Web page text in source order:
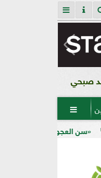
صبحي

لماذا تظهر الحبوب